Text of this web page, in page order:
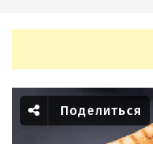
Поделиться